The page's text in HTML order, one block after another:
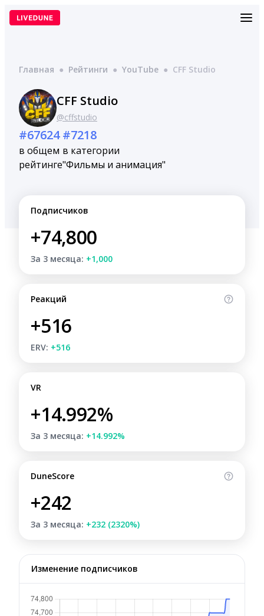
Перейти
Главная ● Рейтинги ● YouTube ● CFF Studio
CFF Studio
@cffstudio
#67624
в общем
рейтинге
#7218
в категории
"Фильмы и анимация"
Подписчиков
+74,800
За 3 месяца: +1,000
Реакций
+516
ERV: +516
VR
+14.992%
За 3 месяца: +14.992%
DuneScore
+242
За 3 месяца: +232 (2320%)
Изменение подписчиков